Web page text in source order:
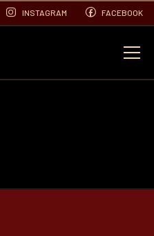
INSTAGRAM FACEBOOK
EVENTOS